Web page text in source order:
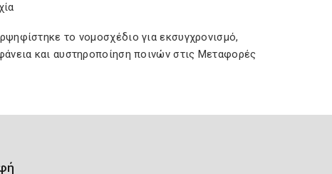
το νομοσχέδιο για εκσυγχρονισμό,
και αυστηροποίηση ποινών στις Μεταφορές